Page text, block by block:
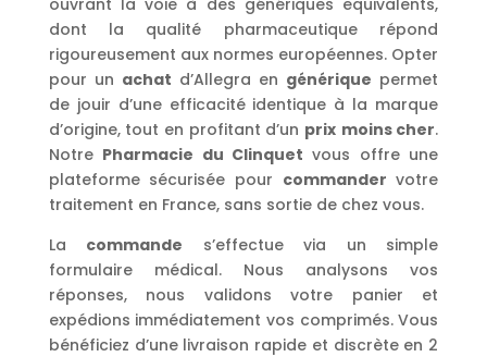
dont la qualité pharmaceutique répond
rigoureusement aux normes européennes. Opter
pour un achat d’Allegra en générique permet
de jouir d’une efficacité identique à la marque
d’origine, tout en profitant d’un prix moins cher.
Notre Pharmacie du Clinquet vous offre une
plateforme sécurisée pour commander votre
traitement en France, sans sortie de chez vous.
La commande s’effectue via un simple
formulaire médical. Nous analysons vos
réponses, nous validons votre panier et
expédions immédiatement vos comprimés. Vous
bénéficiez d’une livraison rapide et discrète en 2